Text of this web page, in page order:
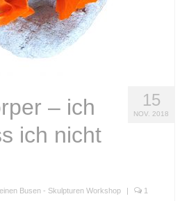
schmieden
Gutenstein 15
NOV. 2018
– ich
ich nicht
Busen - Skulpturen Workshop | 1